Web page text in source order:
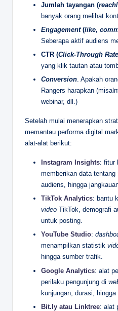
Jumlah tayangan (reach/
banyak orang melihat
Engagement(like,
Seberapa aktif audiens
CTR (Click-Through Rate
yang klik tautan atau
Conversion. Apakah
Rangers harapkan
webinar, dll.)
Setelah mulai menerapkan
memantau performa digital
alat-alat berikut:
Instagram Insights: fitur
memberikan data
audiens, hingga
TikTok Analytics: bantu
video TikTok, demografi
untuk posting.
YouTube Studio:
menampilkan statistik
hingga sumber trafik.
Google Analytics: alat
perilaku pengunjung di
kunjungan, durasi, hingga
Bit.ly atau Linktree: alat